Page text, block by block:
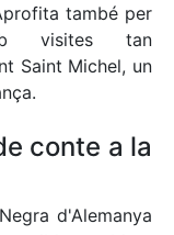
també per
visites tan
Saint Michel, un
conte a la
d'Alemanya